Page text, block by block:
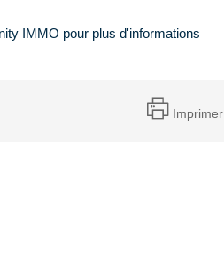
IMMO pour plus d'informations
Imprimer